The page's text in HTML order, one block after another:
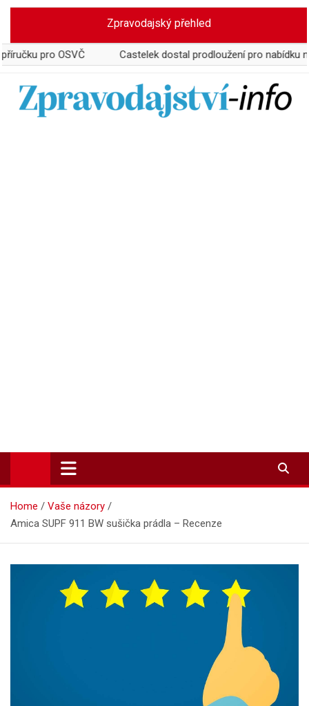
Skip
content
Zpravodajský přehled
OSVČ Castelek dostal prodloužení pro nabídku na
Zpravodajství-info.cz
Aktuality a informace on-line
Home
Vaše názory
Amica SUPF 911 BW sušička prádla – Recenze